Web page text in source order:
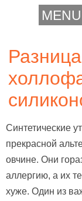
MENU
Синтетические
прекрасной
овчине. Они
аллергию, а их
хуже. Один из